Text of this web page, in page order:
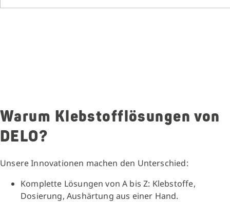
Warum Klebstofflösungen von
DELO?
Unsere Innovationen machen den Unterschied:
Komplette Lösungen von A bis Z: Klebstoffe,
Dosierung, Aushärtung aus einer Hand.